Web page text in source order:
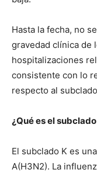
Hasta la fecha, no
gravedad clínica de
hospitalizaciones
consistente con lo
respecto al
¿Qué es el subclado
El subclado K es
A(H3N2). La